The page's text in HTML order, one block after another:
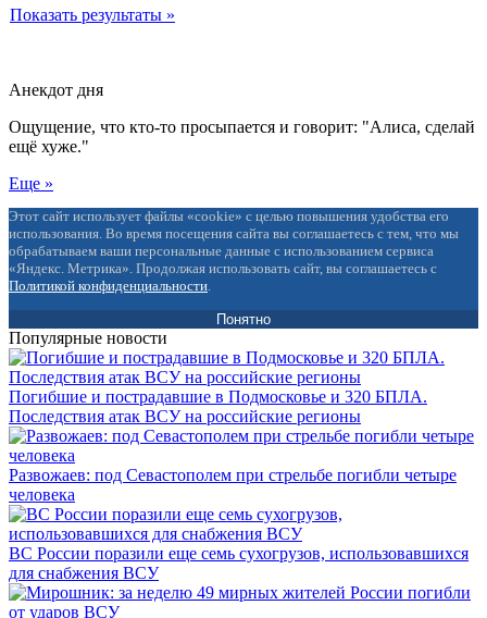
Показать результаты »
Анекдот дня
Ощущение, что кто-то просыпается и говорит: "Алиса, сделай
ещё хуже."
Еще »
Этот сайт использует файлы «cookie» с целью повышения удобства его
использования. Во время посещения сайта вы соглашаетесь с тем, что мы
обрабатываем ваши персональные данные с использованием сервиса
«Яндекс. Метрика». Продолжая использовать сайт, вы соглашаетесь с
Политикой конфиденциальности
Понятно
Популярные новости
Погибшие и пострадавшие в Подмосковье и 320 БПЛА.
Последствия атак ВСУ на российские регионы
Развожаев: под Севастополем при стрельбе погибли четыре
человека
ВС России поразили еще семь сухогрузов, использовавшихся
для снабжения ВСУ